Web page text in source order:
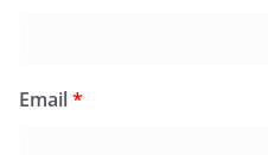
Email*